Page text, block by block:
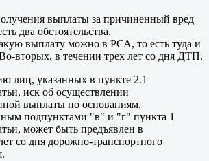
выплаты за причиненный вред
два обстоятельства.
выплату можно в РСА, то есть туда и
вторых, в течении трех лет со дня ДТП.
лиц, указанных в пункте 2.1
иск об осуществлении
выплаты по основаниям,
подпунктами "в" и "г" пункта 1
может быть предъявлен в
со дня дорожно-транспортного